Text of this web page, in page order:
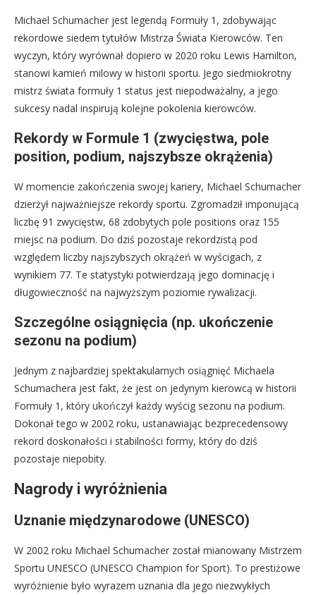
Michael Schumacher jest legendą Formuły 1, zdobywając
rekordowe siedem tytułów Mistrza Świata Kierowców. Ten
wyczyn, który wyrównał dopiero w 2020 roku Lewis Hamilton,
stanowi kamień milowy w historii sportu. Jego siedmiokrotny
mistrz świata formuły 1 status jest niepodważalny, a jego
sukcesy nadal inspirują kolejne pokolenia kierowców.
Rekordy w Formule 1 (zwycięstwa, pole
position, podium, najszybsze okrążenia)
W momencie zakończenia swojej kariery, Michael Schumacher
dzierżył najważniejsze rekordy sportu. Zgromadził imponującą
liczbę 91 zwycięstw, 68 zdobytych pole positions oraz 155
miejsc na podium. Do dziś pozostaje rekordzistą pod
względem liczby najszybszych okrążeń w wyścigach, z
wynikiem 77. Te statystyki potwierdzają jego dominację i
długowieczność na najwyższym poziomie rywalizacji.
Szczególne osiągnięcia (np. ukończenie
sezonu na podium)
Jednym z najbardziej spektakularnych osiągnięć Michaela
Schumachera jest fakt, że jest on jedynym kierowcą w historii
Formuły 1, który ukończył każdy wyścig sezonu na podium.
Dokonał tego w 2002 roku, ustanawiając bezprecedensowy
rekord doskonałości i stabilności formy, który do dziś
pozostaje niepobity.
Nagrody i wyróżnienia
Uznanie międzynarodowe (UNESCO)
W 2002 roku Michael Schumacher został mianowany Mistrzem
Sportu UNESCO (UNESCO Champion for Sport). To prestiżowe
wyróżnienie było wyrazem uznania dla jego niezwykłych